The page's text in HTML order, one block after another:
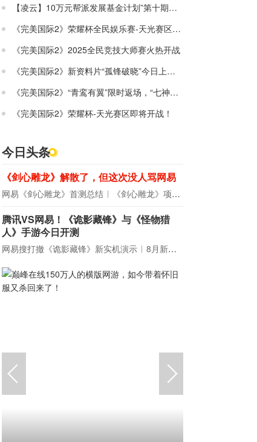
【凌云】10万元帮派发展基金计划”第十期帮派荣耀值公示”
《完美国际2》荣耀杯全民娱乐赛-天光赛区火热开战！
《完美国际2》2025全民竞技大师赛火热开战
《完美国际2》新资料片“孤锋破晓”今日上线！
《完美国际2》“青鸾有翼”限时返场，“七神器”经典复刻！
《完美国际2》荣耀杯-天光赛区即将开战！
今日头条
《剑心雕龙》解散了，但这次没人骂网易
网易《剑心雕龙》首测总结 《剑心雕龙》项目宣布解散
腾讯VS网易！《诡影藏锋》与《怪物猎
人》手游今日开测
网易搜打撤《诡影藏锋》新实机演示 8月新游前瞻：《诡秘之主》领衔